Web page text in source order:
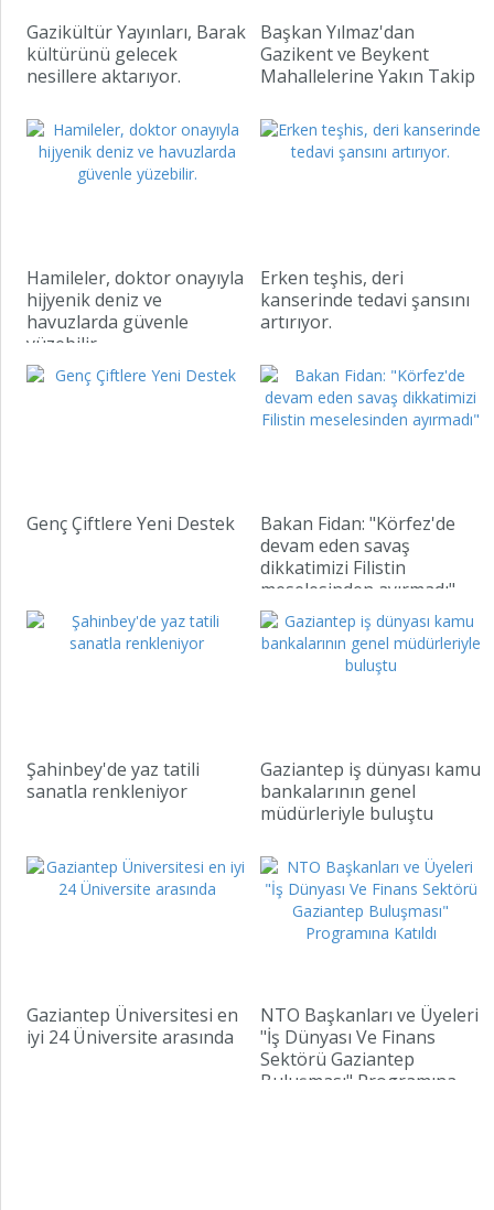
Gazikültür Yayınları, Barak
kültürünü gelecek
nesillere aktarıyor.
Başkan Yılmaz'dan
Gazikent ve Beykent
Mahallelerine Yakın Takip
Hamileler, doktor onayıyla
hijyenik deniz ve
havuzlarda güvenle
yüzebilir.
Erken teşhis, deri
kanserinde tedavi şansını
artırıyor.
Genç Çiftlere Yeni Destek
Bakan Fidan: "Körfez'de
devam eden savaş
dikkatimizi Filistin
meselesinden ayırmadı"
Şahinbey'de yaz tatili
sanatla renkleniyor
Gaziantep iş dünyası kamu
bankalarının genel
müdürleriyle buluştu
Gaziantep Üniversitesi en
iyi 24 Üniversite arasında
NTO Başkanları ve Üyeleri
"İş Dünyası Ve Finans
Sektörü Gaziantep
Buluşması" Programına